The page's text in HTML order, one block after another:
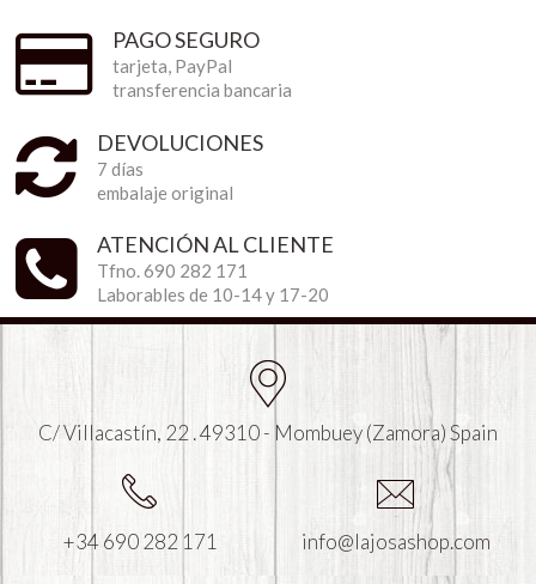
PAGO SEGURO
tarjeta, PayPal
transferencia bancaria
DEVOLUCIONES
7 días
embalaje original
ATENCIÓN AL CLIENTE
Tfno. 690 282 171
Laborables de 10-14 y 17-20
C/ Villacastín, 22 . 49310 - Mombuey (Zamora) Spain
+34 690 282 171 info@lajosashop.com